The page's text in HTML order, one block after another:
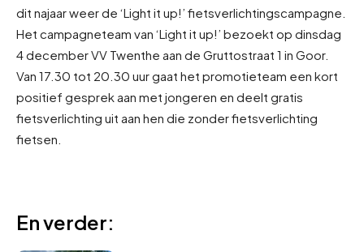
dit najaar weer de ‘Light it up!’ fietsverlichtingscampagne.
Het campagneteam van ‘Light it up!’ bezoekt op dinsdag
4 december VV Twenthe aan de Gruttostraat 1 in Goor.
Van 17.30 tot 20.30 uur gaat het promotieteam een kort
positief gesprek aan met jongeren en deelt gratis
fietsverlichting uit aan hen die zonder fietsverlichting
fietsen.
En verder: